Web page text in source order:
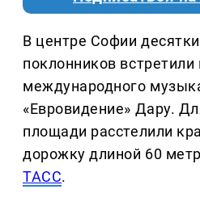
В центре Софии
поклонников
международного
«Евровидение» Дару.
площади расстелили
дорожку длиной 60
ТАСС.